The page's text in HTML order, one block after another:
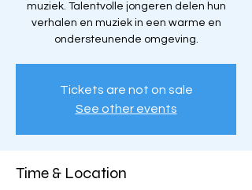
muziek. Talentvolle jongeren delen hun
verhalen en muziek in een warme en
ondersteunende omgeving.
Tickets are not on sale
See other events
Time & Location